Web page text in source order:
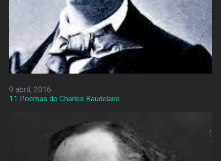
9 abril, 2016
11 Poemas de Charles Baudelaire